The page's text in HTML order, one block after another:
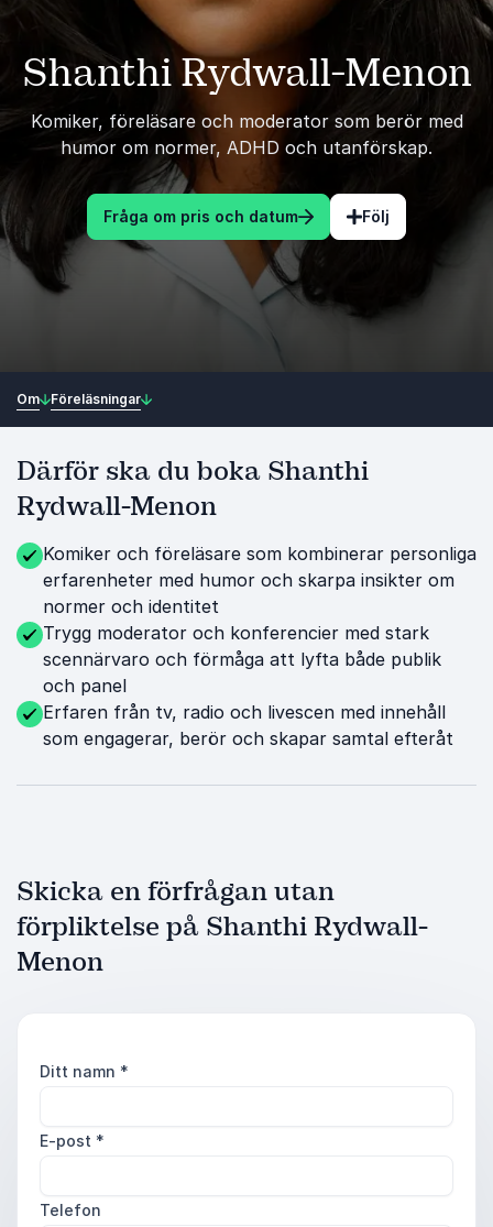
Shanthi Rydwall-Menon
Komiker, föreläsare och moderator som berör med
humor om normer, ADHD och utanförskap.
Fråga om pris och datum Följ
Om Föreläsningar
Därför ska du boka Shanthi
Rydwall-Menon
Komiker och föreläsare som kombinerar personliga
erfarenheter med humor och skarpa insikter om
normer och identitet
Trygg moderator och konferencier med stark
scennärvaro och förmåga att lyfta både publik
och panel
Erfaren från tv, radio och livescen med innehåll
som engagerar, berör och skapar samtal efteråt
Skicka en förfrågan utan
förpliktelse på Shanthi Rydwall-
Menon
Ditt namn *
E-post *
Telefon